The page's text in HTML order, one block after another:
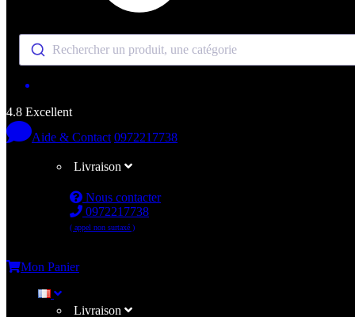
Rechercher un produit, une catégorie
4.8 Excellent
Aide & Contact 0972217738
Livraison
Nous contacter
0972217738
( appel non surtaxé )
Mon Panier
Livraison